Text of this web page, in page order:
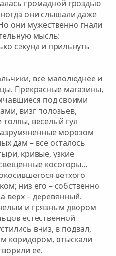
громадной гроздью
они слышали даже
они мужественно гнали
мысль:
секунд и прильнуть
все малолюднее и
Прекрасные магазины,
под своими
визг полозьев,
веселый гул
морозом
дам – все осталось
кривые, узкие
косогоры…
ветхого
низ его – собственно
верх – деревянный.
и грязным двором,
естественной
вниз, в подвал,
коридором, отыскали
ее.